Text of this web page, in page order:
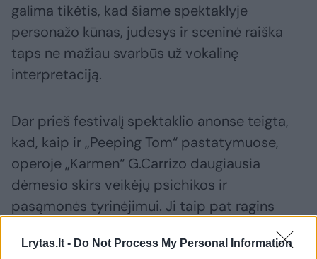
Lrytas.lt - Do Not Process My Personal Information
galima tikėtis, kad šiame spektaklyje
personažo kūnas, judesys ir sceninė raiška
taps ne mažiau svarbūs už vokalinę
interpretaciją.
Dar prieš festivalį spektaklio anonse teigta,
kad, kaip ir „Peeping Tom“ pastatymuose,
operoje „Karmen“ G.Carrizo daugiausia
dėmesio skirs veikėjų psichikos ir
pasąmonės tyrinėjimui. Ji taip pat ragins
kontekstą: pavyzdžiui, išanalizuoti